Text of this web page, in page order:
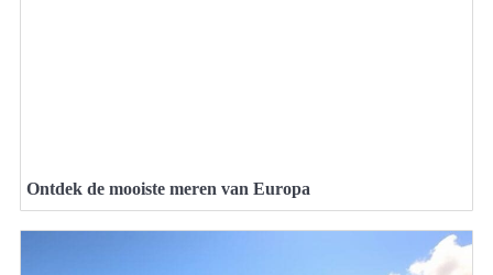
Ontdek de mooiste meren van Europa